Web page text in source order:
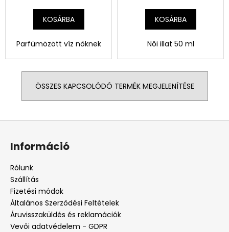
KOSÁRBA
Parfümözött víz nőknek
KOSÁRBA
Női illat 50 ml
ÖSSZES KAPCSOLÓDÓ TERMÉK MEGJELENÍTÉSE
L
Információ
Rólunk
Szállítás
Fizetési módok
Általános Szerződési Feltételek
Áruvisszaküldés és reklamációk
Vevői adatvédelem - GDPR